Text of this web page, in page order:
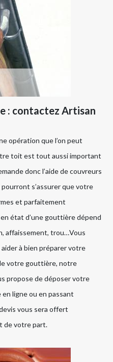
: contactez Artisan
opération que l’on peut
toit est tout aussi important
donc l’aide de couvreurs
s’assurer que votre
et parfaitement
état d’une gouttière dépend
affaissement, trou…Vous
à bien préparer votre
votre gouttière, notre
propose de déposer votre
ligne ou en passant
vous sera offert
de votre part.